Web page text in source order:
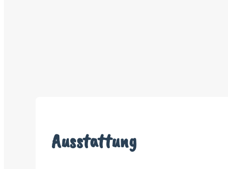
Ausstattung